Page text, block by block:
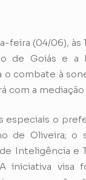
feira (04/06),
de Goiás e a
o combate à
com a
especiais o
de Oliveira;
Inteligência e
iniciativa